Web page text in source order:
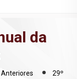
da
Anteriores
29º